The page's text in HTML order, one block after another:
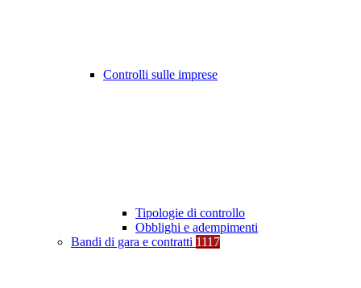
Controlli sulle imprese
Tipologie di controllo
Obblighi e adempimenti
Bandi di gara e contratti 1117